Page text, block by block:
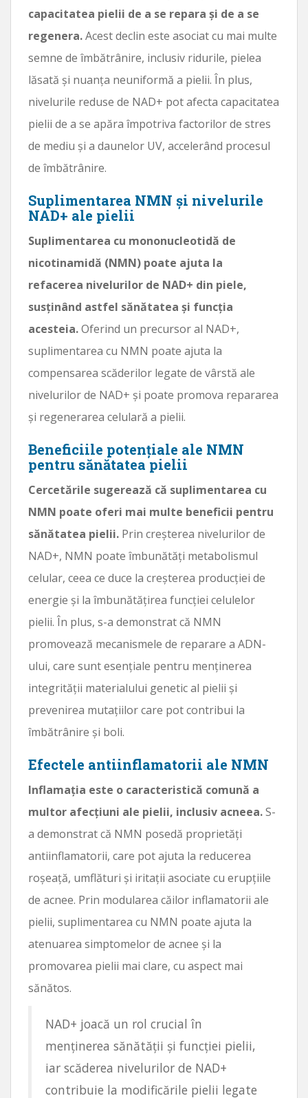
capacitatea pielii de a se repara și de a se
regenera.Acest declin este asociat cu mai multe
semne de îmbătrânire, inclusiv ridurile, pielea
lăsată și nuanța neuniformă a pielii. În plus,
nivelurile reduse de NAD+ pot afecta capacitatea
pielii de a se apăra împotriva factorilor de stres
de mediu și a daunelor UV, accelerând procesul
de îmbătrânire.
Suplimentarea NMN și nivelurile
NAD+ ale pielii
Suplimentarea cu mononucleotidă de
nicotinamidă (NMN) poate ajuta la
refacerea nivelurilor de NAD+ din piele,
susținând astfel sănătatea și funcția
acesteia.Oferind un precursor al NAD+,
suplimentarea cu NMN poate ajuta la
compensarea scăderilor legate de vârstă ale
nivelurilor de NAD+ și poate promova repararea
și regenerarea celulară a pielii.
Beneficiile potențiale ale NMN
pentru sănătatea pielii
Cercetările sugerează că suplimentarea cu
NMN poate oferi mai multe beneficii pentru
sănătatea pielii. Prin creșterea nivelurilor de
NAD+, NMN poate îmbunătăți metabolismul
celular, ceea ce duce la creșterea producției de
energie și la îmbunătățirea funcției celulelor
pielii. În plus, s-a demonstrat că NMN
promovează mecanismele de reparare a ADN-
ului, care sunt esențiale pentru menținerea
integrității materialului genetic al pielii și
prevenirea mutațiilor care pot contribui la
îmbătrânire și boli.
Efectele antiinflamatorii ale NMN
Inflamația este o caracteristică comună a
multor afecțiuni ale pielii, inclusiv acneea.S-
a demonstrat că NMN posedă proprietăți
antiinflamatorii, care pot ajuta la reducerea
roșeață, umflături și iritații asociate cu erupțiile
de acnee. Prin modularea căilor inflamatorii ale
pielii, suplimentarea cu NMN poate ajuta la
atenuarea simptomelor de acnee și la
promovarea pielii mai clare, cu aspect mai
sănătos.
NAD+ joacă un rol crucial în
menținerea sănătății și funcției pielii,
iar scăderea nivelurilor de NAD+
contribuie la modificările pielii legate